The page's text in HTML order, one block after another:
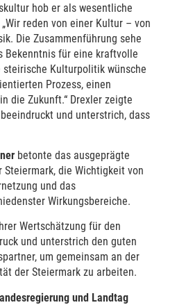
hob er als wesentliche
reden von einer Kultur – von
Die Zusammenführung sehe
Bekenntnis für eine kraftvolle
Kulturpolitik wünsche
Prozess, einen
die Zukunft.“ Drexler zeigte
und unterstrich, dass
betonte das ausgeprägte
die Wichtigkeit von
und das
Wirkungsbereiche.
Wertschätzung für den
und unterstrich den guten
um gemeinsam an der
der Steiermark zu arbeiten.
und Landtag